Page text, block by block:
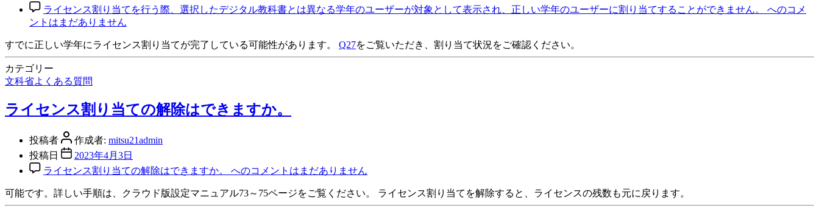
ライセンス割り当てを行う際、選択したデジタル教科書とは異なる学年のユーザーが対象として表示され、正しい学年のユーザーに割り当てすることができません。 へのコメ
ントはまだありません
すでに正しい学年にライセンス割り当てが完了している可能性があります。 Q27をご覧いただき、割り当て状況をご確認ください。
カテゴリー
文科省よくある質問
ライセンス割り当ての解除はできますか。
投稿者 作成者: mitsu21admin
投稿日
2023年4月3日
ライセンス割り当ての解除はできますか。 へのコメントはまだありません
可能です。詳しい手順は、クラウド版設定マニュアル73～75ページをご覧ください。 ライセンス割り当てを解除すると、ライセンスの残数も元に戻ります。